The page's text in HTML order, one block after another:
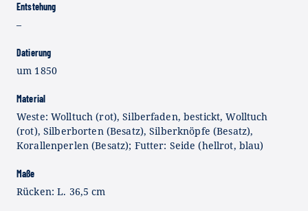
Entstehung
–
Datierung
um 1850
Material
Weste: Wolltuch (rot), Silberfaden, bestickt, Wolltuch
(rot), Silberborten (Besatz), Silberknöpfe (Besatz),
Korallenperlen (Besatz); Futter: Seide (hellrot, blau)
Maße
Rücken: L. 36,5 cm